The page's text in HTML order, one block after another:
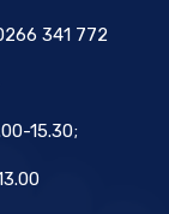
341 772
15.30;